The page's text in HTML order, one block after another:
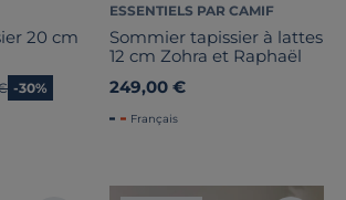
20 cm
-30%
ESSENTIELS PAR CAMIF
Sommier tapissier à lattes
12 cm Zohra et Raphaël
249,00 €
Français